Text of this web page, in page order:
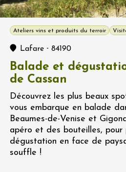
Ateliers vins et produits du terroir
Lafare - 84190
Balade et
de Cassan
Découvrez les plus beaux
vous embarque en balade
Beaumes-de-Venise et
apéro et des bouteilles,
dégustation en face de
souffle !